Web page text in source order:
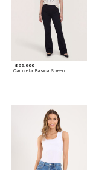
$ 39.900
Camiseta Basica Screen